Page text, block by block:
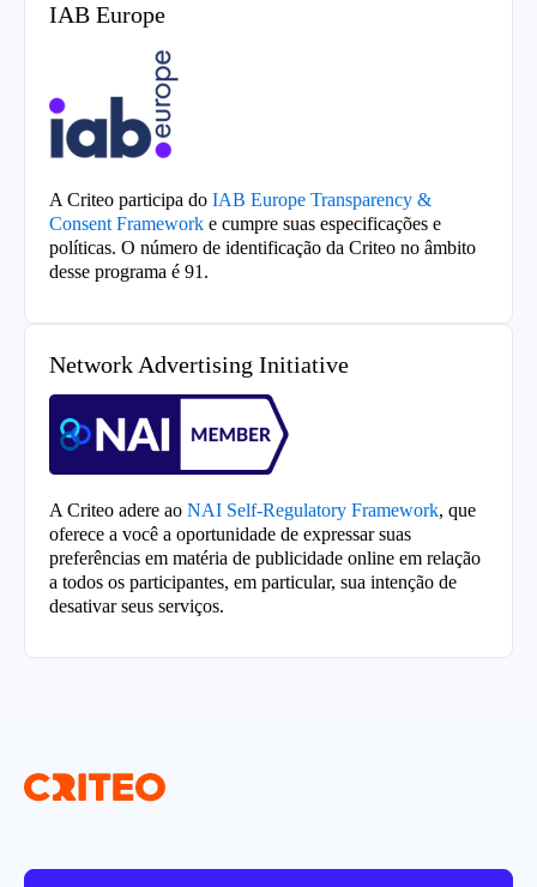
IAB Europe
A Criteo participa do IAB Europe Transparency &
Consent Framework e cumpre suas especificações e
políticas. O número de identificação da Criteo no âmbito
desse programa é 91.
Network Advertising Initiative
A Criteo adere ao NAI Self-Regulatory Framework, que
oferece a você a oportunidade de expressar suas
preferências em matéria de publicidade online em relação
a todos os participantes, em particular, sua intenção de
desativar seus serviços.